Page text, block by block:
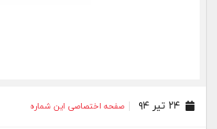
۲۴ تیر ۹۴ صفحه اختصاصی این شماره